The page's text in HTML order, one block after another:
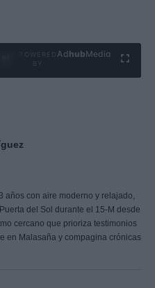
Ad hubMedia
años con aire moderno y relajado,
del Sol durante el 15-M desde
cercano que prioriza testimonios
en Malasaña y compagina crónicas